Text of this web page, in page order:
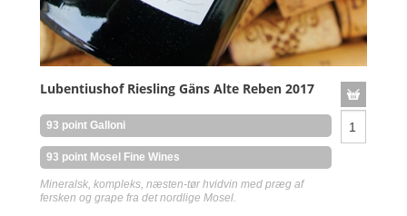
Lubentiushof Riesling Gäns Alte Reben 2017
93 point Galloni
93 point Mosel Fine Wines
Mineralsk, kompleks, næsten-tør hvidvin med præg af
fersken og grape fra det nordlige Mosel.